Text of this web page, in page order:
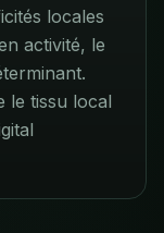
locales
activité, le
le tissu local